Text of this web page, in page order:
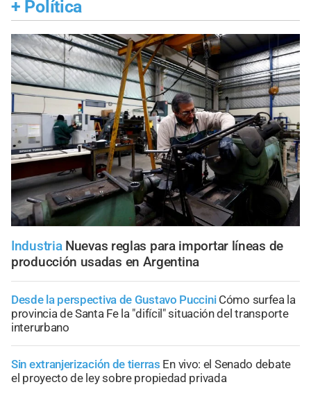
+ Política
Industria Nuevas reglas para importar líneas de
producción usadas en Argentina
Desde la perspectiva de Gustavo Puccini Cómo surfea la
provincia de Santa Fe la "difícil" situación del transporte
interurbano
Sin extranjerización de tierras En vivo: el Senado debate
el proyecto de ley sobre propiedad privada